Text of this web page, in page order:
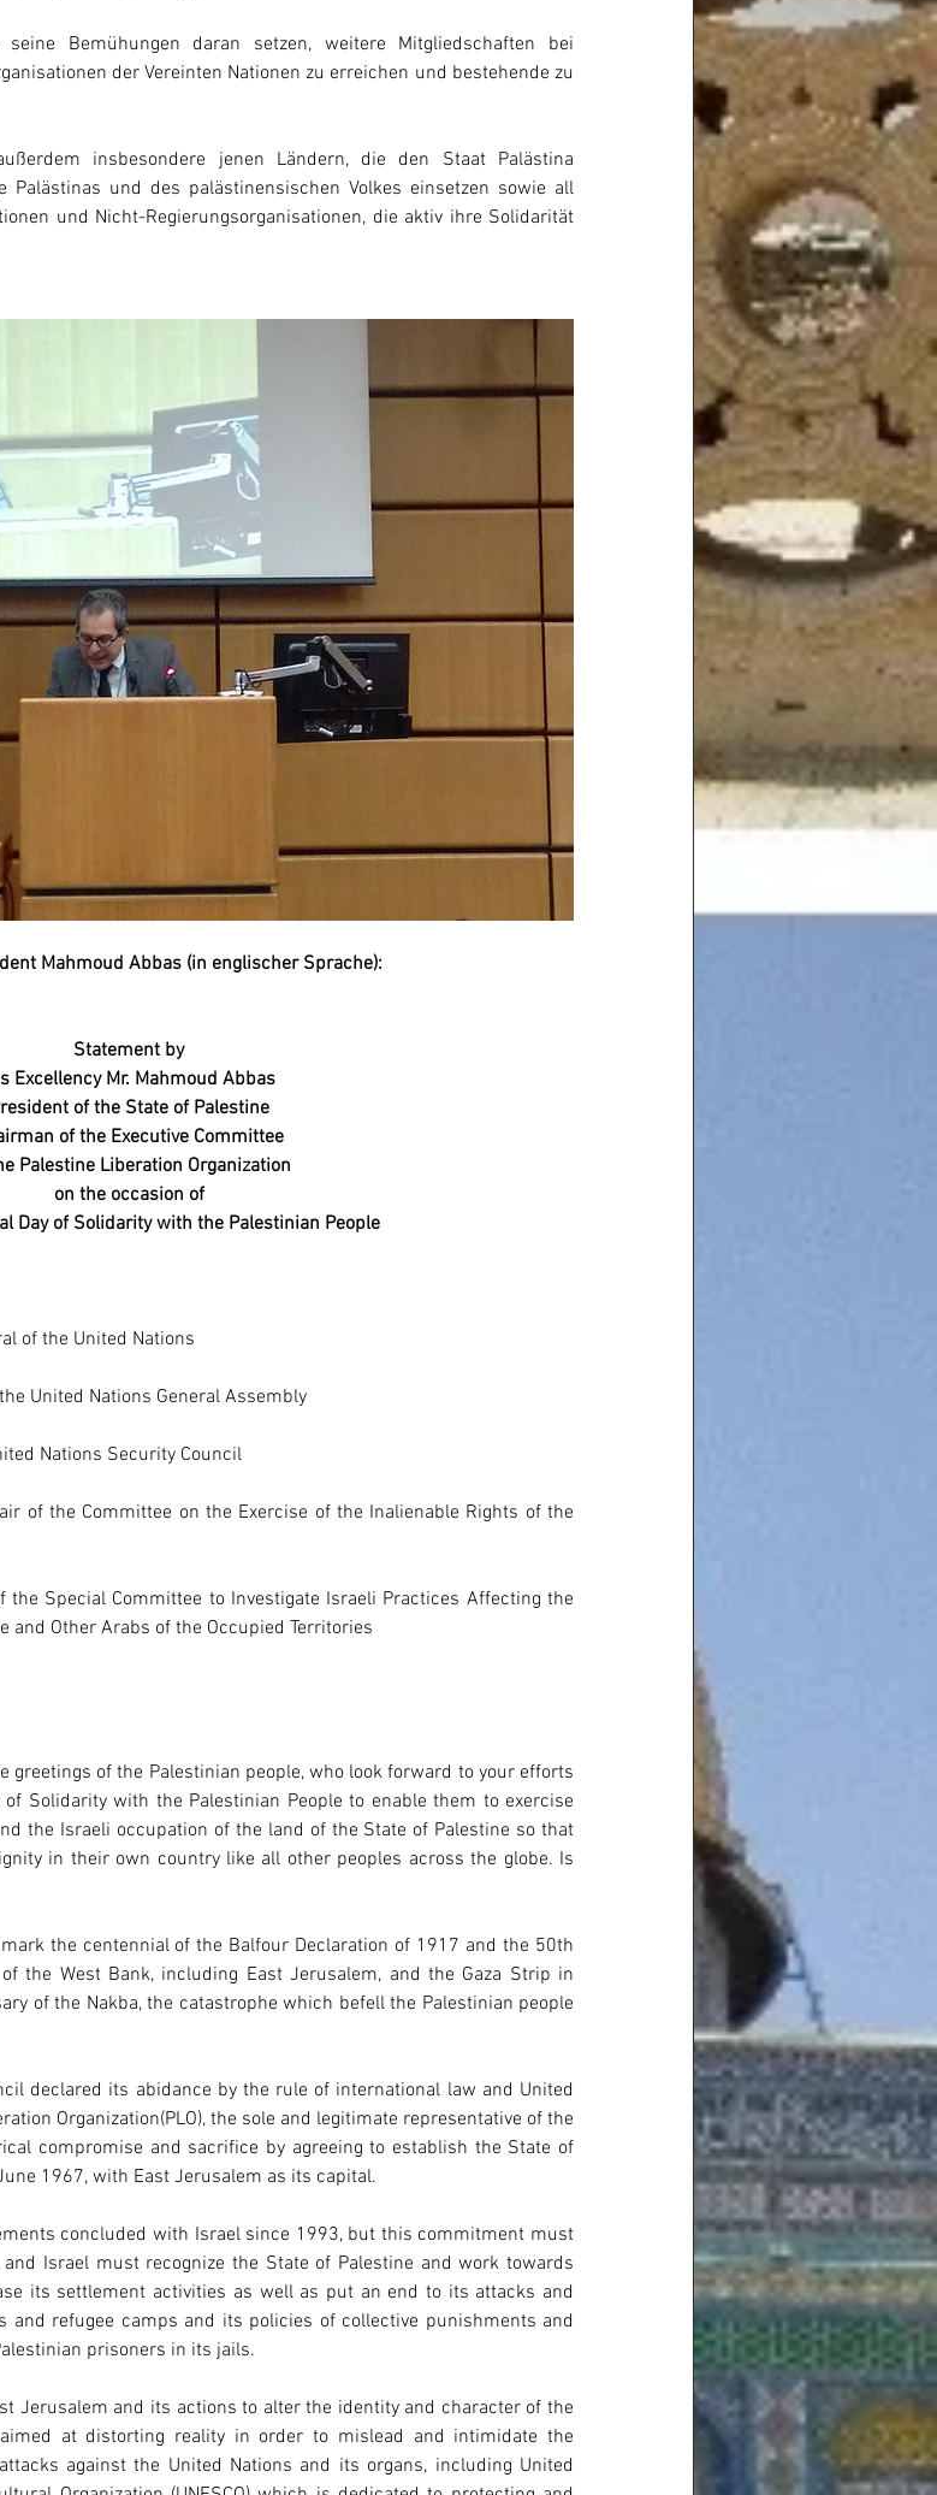
Bemühungen daran setzen, weitere Mitgliedschaften bei
der Vereinten Nationen zu erreichen und bestehende zu
insbesondere jenen Ländern, die den Staat Palästina
und des palästinensischen Volkes einsetzen sowie all
und Nicht-Regierungsorganisationen, die aktiv ihre Solidarität
Mahmoud Abbas (in englischer Sprache):
Statement by
Excellency Mr. Mahmoud Abbas
of the State of Palestine
of the Executive Committee
Palestine Liberation Organization
on the occasion of
Day of Solidarity with the Palestinian People
of the United Nations
United Nations General Assembly
Nations Security Council
of the Committee on the Exercise of the Inalienable Rights of the
the Special Committee to Investigate Israeli Practices Affecting the
and Other Arabs of the Occupied Territories
greetings of the Palestinian people, who look forward to your efforts
Solidarity with the Palestinian People to enable them to exercise
the Israeli occupation of the land of the State of Palestine so that
in their own country like all other peoples across the globe. Is
the centennial of the Balfour Declaration of 1917 and the 50th
the West Bank, including East Jerusalem, and the Gaza Strip in
of the Nakba, the catastrophe which befell the Palestinian people
declared its abidance by the rule of international law and United
Organization(PLO), the sole and legitimate representative of the
compromise and sacrifice by agreeing to establish the State of
1967, with East Jerusalem as its capital.
concluded with Israel since 1993, but this commitment must
Israel must recognize the State of Palestine and work towards
its settlement activities as well as put an end to its attacks and
and refugee camps and its policies of collective punishments and
prisoners in its jails.
Jerusalem and its actions to alter the identity and character of the
at distorting reality in order to mislead and intimidate the
against the United Nations and its organs, including United